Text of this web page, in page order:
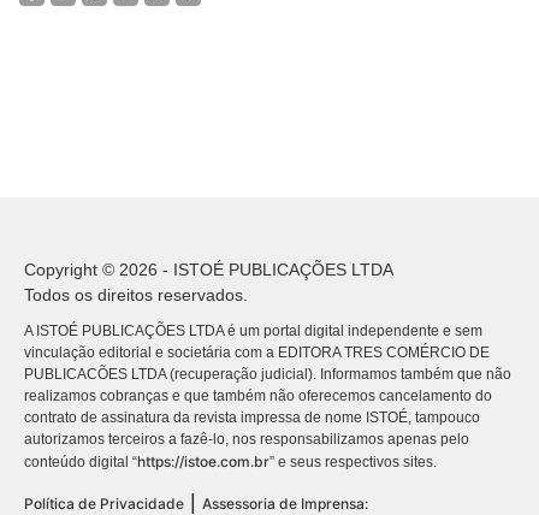
Copyright © 2026 - ISTOÉ PUBLICAÇÕES LTDA
Todos os direitos reservados.
A ISTOÉ PUBLICAÇÕES LTDA é um portal digital independente e sem
vinculação editorial e societária com a EDITORA TRES COMÉRCIO DE
PUBLICACÕES LTDA (recuperação judicial). Informamos também que não
realizamos cobranças e que também não oferecemos cancelamento do
contrato de assinatura da revista impressa de nome ISTOÉ, tampouco
autorizamos terceiros a fazê-lo, nos responsabilizamos apenas pelo
conteúdo digital “https://istoe.com.br” e seus respectivos sites.
Política de Privacidade Assessoria de Imprensa: